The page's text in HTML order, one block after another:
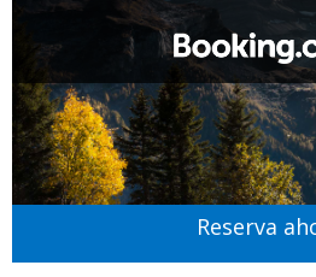
Reserva